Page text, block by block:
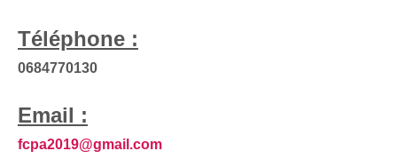
Téléphone :
0684770130
Email :
fcpa2019@gmail.com